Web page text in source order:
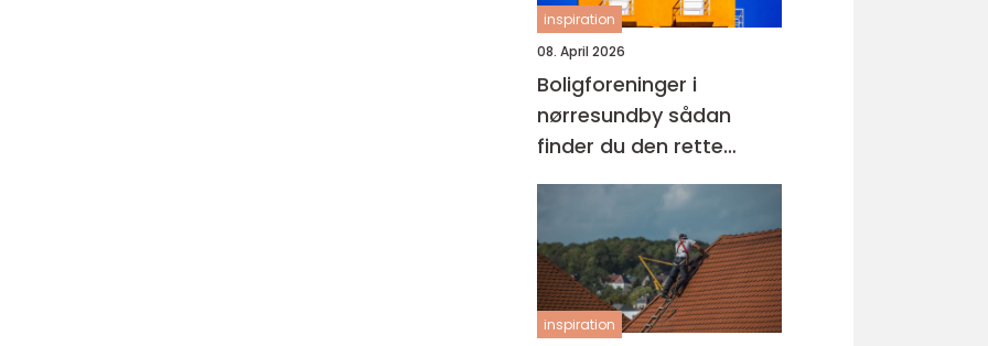
inspiration
08. April 2026
Boligforeninger i
nørresundby sådan
finder du den rette
lejebolig
inspiration